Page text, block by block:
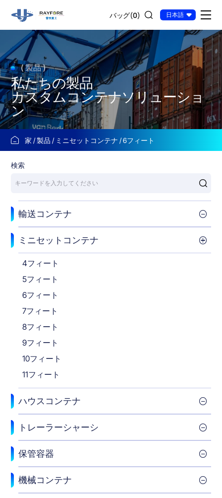
フ
ィ
ー
ト
バッグ(0) 日本語
( 製品 )
私たちの製品
カスタムコンテナソリューショ
ン
家 製品 ミニセットコンテナ 6フィート
検索
輸送コンテナ
ミニセットコンテナ
4フィート
5フィート
6フィート
7フィート
8フィート
9フィート
10フィート
11フィート
ハウスコンテナ
トレーラーシャーシ
保管容器
機械コンテナ